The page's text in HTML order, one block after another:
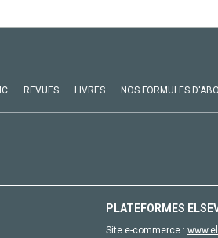
REVUES LIVRES NOS FORMULES
PLATEFORMES
Site e-commerce :